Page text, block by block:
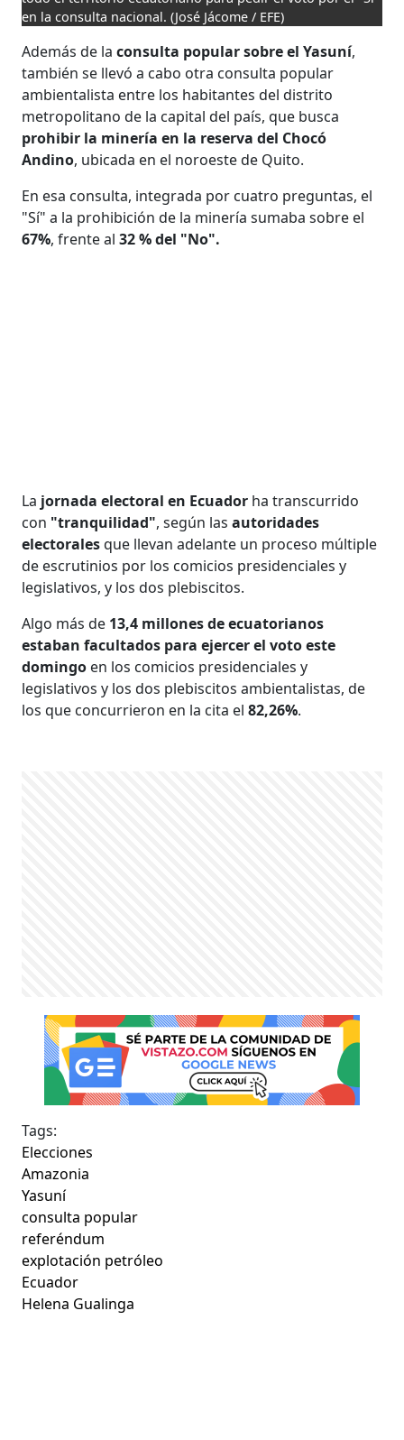
en la consulta nacional. (José Jácome / EFE)
Además de laconsulta popular sobre el Yasuní,
también se llevó a cabo otra consulta popular
ambientalista entre los habitantes del distrito
metropolitano de la capital del país, que busca
prohibir la minería en la reserva del Chocó
Andino, ubicada en el noroeste de Quito.
En esa consulta, integrada por cuatro preguntas, el
"Sí" a la prohibición de la minería sumaba sobre el
67%, frente al 32 % del "No".
La jornada electoral en Ecuador ha transcurrido
con "tranquilidad", según lasautoridades
electoralesque llevan adelante un proceso múltiple
de escrutinios por los comicios presidenciales y
legislativos, y los dos plebiscitos.
Algo más de 13,4 millones de ecuatorianos
estaban facultados para ejercer el voto este
domingo en los comicios presidenciales y
legislativos y los dos plebiscitos ambientalistas, de
los que concurrieron en la cita el82,26%.
Tags:
Elecciones
Amazonia
Yasuní
consulta popular
referéndum
explotación petróleo
Ecuador
Helena Gualinga